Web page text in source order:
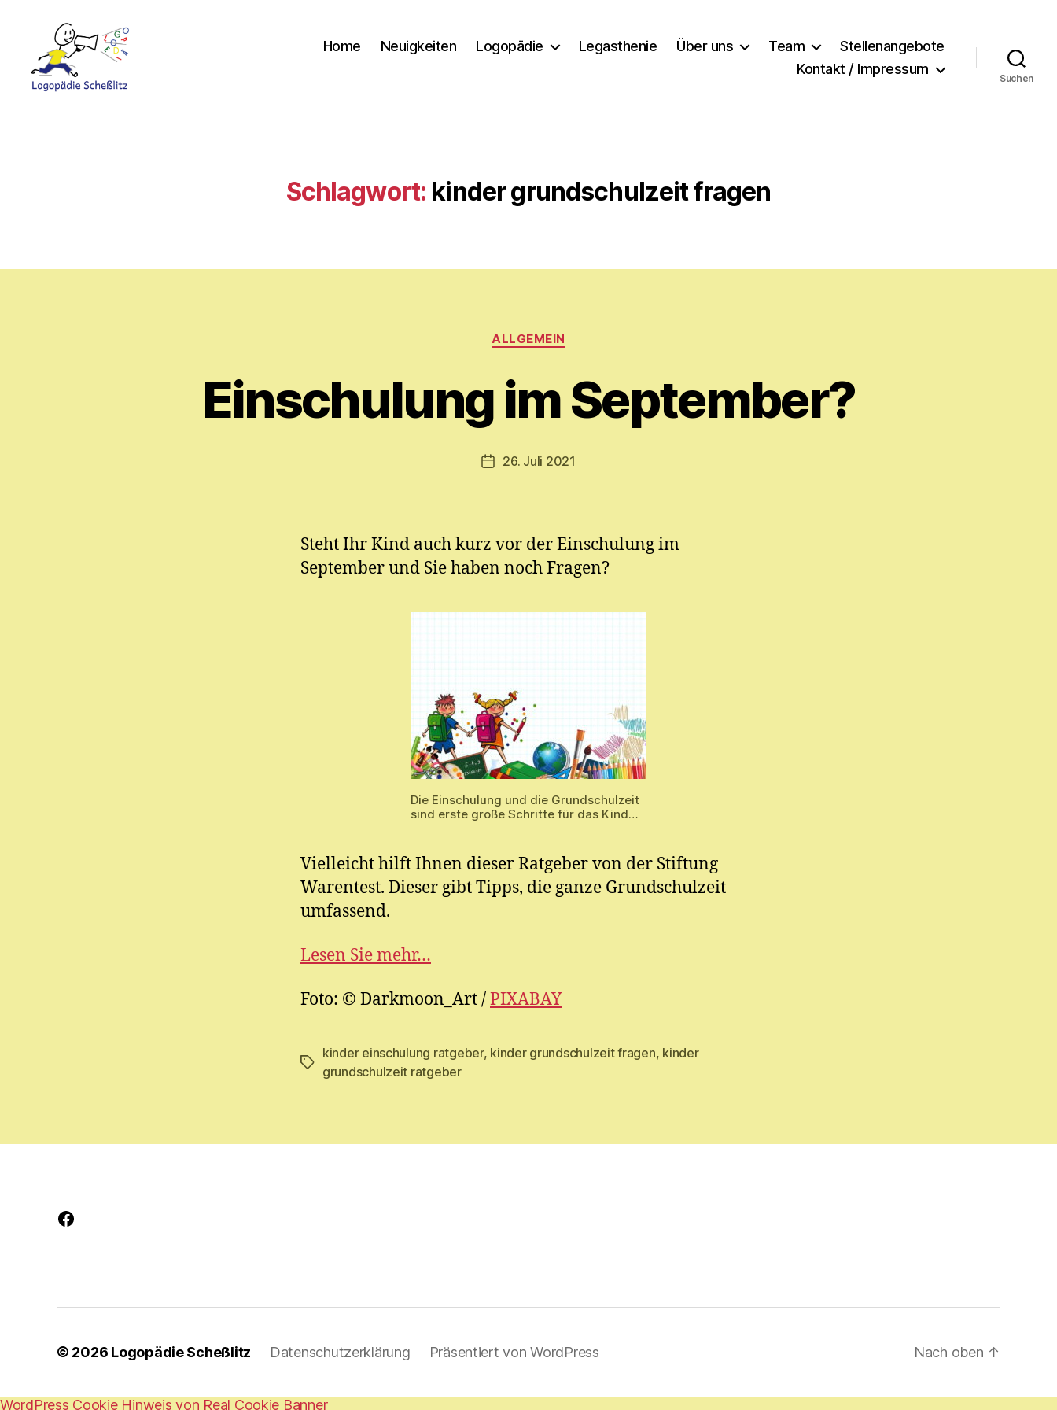
Home Neuigkeiten Logopädie Legasthenie Über uns Team
Stellenangebote
Kontakt / Impressum
Suchen
Schlagwort: kinder grundschulzeit fragen
Kategorien
ALLGEMEIN
Einschulung im September?
Beitragsautor
V
M
m
h
el
Veröffentlichungsdatum
26. Juli 2021
Steht Ihr Kind auch kurz vor der Einschulung im
September und Sie haben noch Fragen?
Die Einschulung und die Grundschulzeit
sind erste große Schritte für das Kind…
Vielleicht hilft Ihnen dieser Ratgeber von der Stiftung
Warentest. Dieser gibt Tipps, die ganze Grundschulzeit
umfassend.
Lesen Sie mehr…
Foto: © Darkmoon_Art /PIXABAY
Schlagwörter
kinder einschulung ratgeber, kinder grundschulzeit fragen, kinder
grundschulzeit ratgeber
Facebook
© 2026 Logopädie Scheßlitz Datenschutzerklärung Präsentiert von WordPress Nach oben ↑
WordPress Cookie Hinweis von Real Cookie Banner